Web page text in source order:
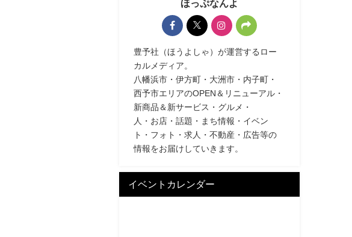
ほっぷなんよ
豊予社（ほうよしゃ）が運営するロー
カルメディア。
八幡浜市・伊方町・大洲市・内子町・
西予市エリアのOPEN＆リニューアル・
新商品＆新サービス・グルメ・
人・お店・話題・まち情報・イベン
ト・フォト・求人・不動産・広告等の
情報をお届けしていきます。
イベントカレンダー